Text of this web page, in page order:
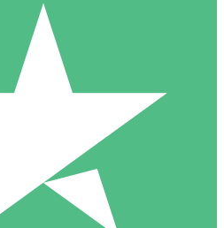
10 Downloads
20 00